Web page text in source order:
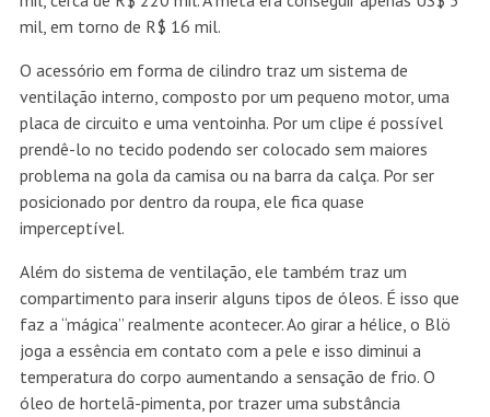
mil, em torno de R$ 16 mil.
O acessório em forma de cilindro traz um sistema de
ventilação interno, composto por um pequeno motor, uma
placa de circuito e uma ventoinha. Por um clipe é possível
prendê-lo no tecido podendo ser colocado sem maiores
problema na gola da camisa ou na barra da calça. Por ser
posicionado por dentro da roupa, ele fica quase
imperceptível.
Além do sistema de ventilação, ele também traz um
compartimento para inserir alguns tipos de óleos. É isso que
faz a “mágica” realmente acontecer. Ao girar a hélice, o Blö
joga a essência em contato com a pele e isso diminui a
temperatura do corpo aumentando a sensação de frio. O
óleo de hortelã-pimenta, por trazer uma substância